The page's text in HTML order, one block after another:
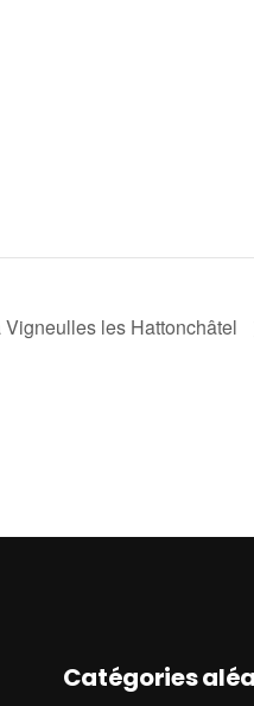
Vigneulles les Hattonchâtel
Catégories